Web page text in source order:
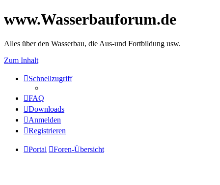
www.Wasserbauforum.de
Alles über den Wasserbau, die Aus-und Fortbildung usw.
Zum Inhalt
Schnellzugriff
FAQ
Downloads
Anmelden
Registrieren
Portal Foren-Übersicht